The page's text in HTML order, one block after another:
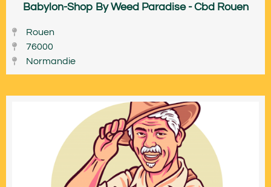
Babylon-Shop By Weed Paradise - Cbd Rouen
Rouen
76000
Normandie